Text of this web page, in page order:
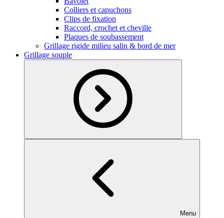
Colliers et capuchons
Clips de fixation
Raccord, crochet et cheville
Plaques de soubassement
Grillage rigide milieu salin & bord de mer
Grillage souple
Menu